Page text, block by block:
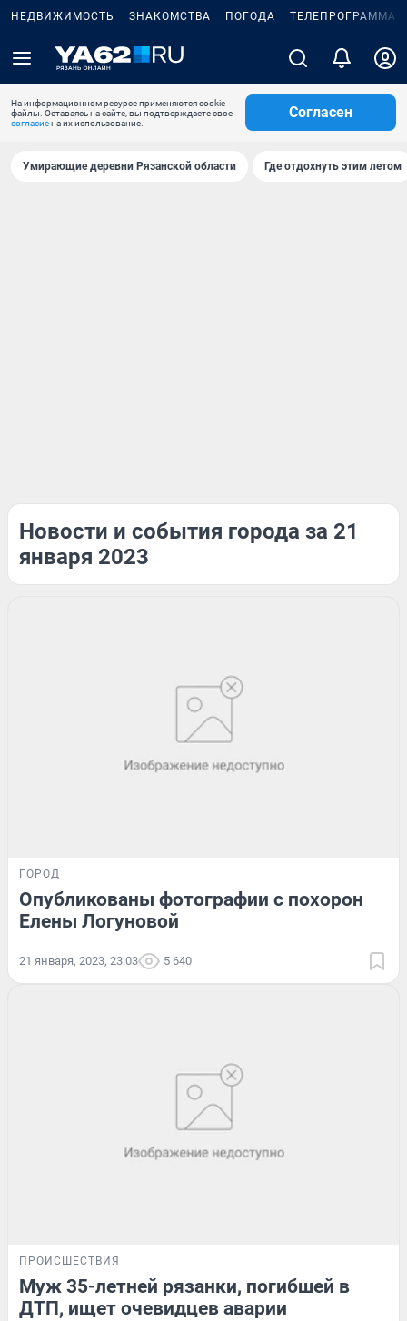
НЕДВИЖИМОСТЬ ЗНАКОМСТВА ПОГОДА ТЕЛЕПРОГРАММА
На информационном ресурсе применяются cookie-
файлы. Оставаясь на сайте, вы подтверждаете свое
согласиена их использование.
Согласен
Умирающие деревни Рязанской области Где отдохнуть этим летом
Новости и события города за 21
января 2023
ГОРОД
Опубликованы фотографии с похорон
Елены Логуновой
21 января, 2023, 23:03 5 640
ПРОИСШЕСТВИЯ
Муж 35-летней рязанки, погибшей в
ДТП, ищет очевидцев аварии